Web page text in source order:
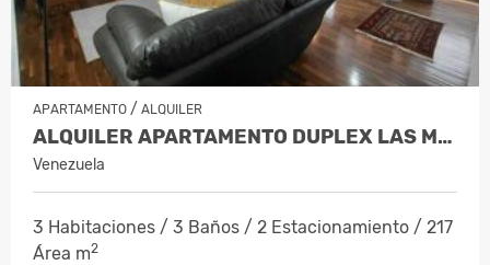
APARTAMENTO / ALQUILER
ALQUILER APARTAMENTO DUPLEX LAS MERC…
Venezuela
3 Habitaciones / 3 Baños / 2 Estacionamiento / 217
Área m2